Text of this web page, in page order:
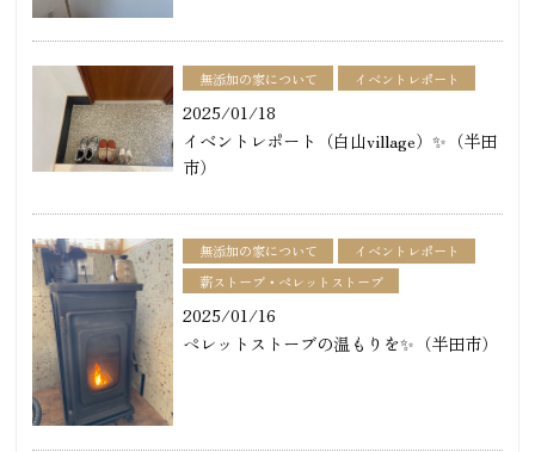
無添加の家について イベントレポート
2025/01/18
イベントレポート（白山village）✨（半田
市）
無添加の家について
イベントレポート
薪ストーブ・ペレットストーブ
2025/01/16
ペレットストーブの温もりを✨（半田市）